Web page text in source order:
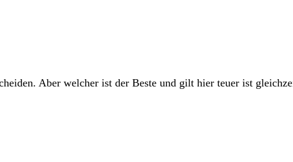
Aber welcher ist der Beste und gilt hier teuer ist